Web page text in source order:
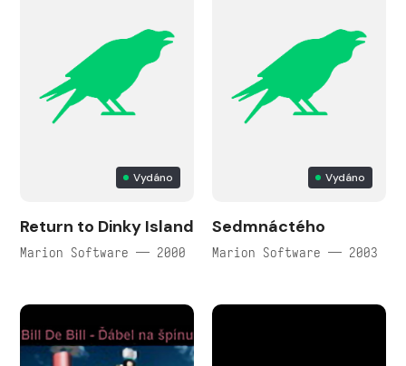
Vydáno
Return to Dinky Island
Marion Software — 2000
Vydáno
Sedmnáctého
Marion Software — 2003